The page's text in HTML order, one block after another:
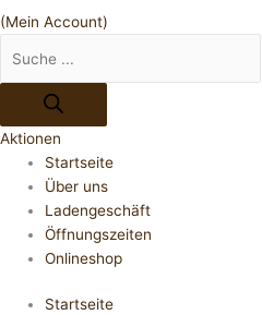
(Mein Account)
Aktionen
Startseite
Über uns
Ladengeschäft
Öffnungszeiten
Onlineshop
Startseite